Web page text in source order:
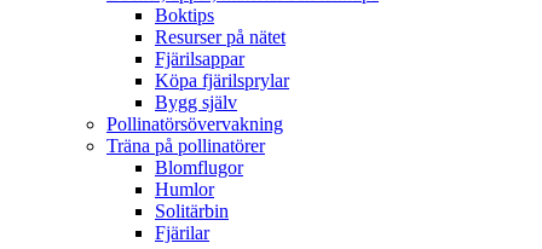
Boktips
Resurser på nätet
Fjärilsappar
Köpa fjärilsprylar
Bygg själv
Pollinatörsövervakning
Träna på pollinatörer
Blomflugor
Humlor
Solitärbin
Fjärilar